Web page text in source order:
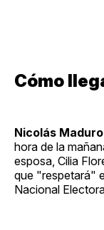
Cómo
Nicolás Maduro
hora de la
esposa, Cilia
que "respetará"
Nacional